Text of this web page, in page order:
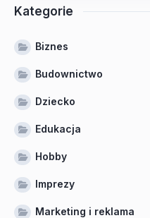
Kategorie
Biznes
Budownictwo
Dziecko
Edukacja
Hobby
Imprezy
Marketing i reklama